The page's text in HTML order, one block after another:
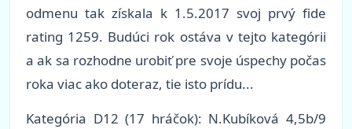
odmenu tak získala k 1.5.2017 svoj prvý fide
rating 1259. Budúci rok ostáva v tejto kategórii
a ak sa rozhodne urobiť pre svoje úspechy počas
roka viac ako doteraz, tie isto prídu...
Kategória D12 (17 hráčok): N.Kubíková 4,5b/9